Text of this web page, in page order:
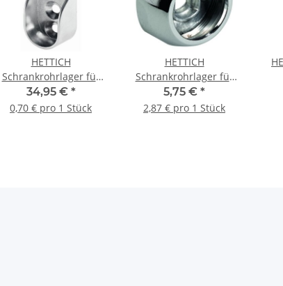
HETTICH
Schrankrohrlager für
ovale Schrankrohre, Ø
15 / 30 mm,
34,95 € *
0,70 € pro 1 Stück
HETTICH
Schrankrohrlager für
runde Schrankrohre, Ø
25 mm, 2 Stück
5,75 € *
2,87 € pro 1 Stück